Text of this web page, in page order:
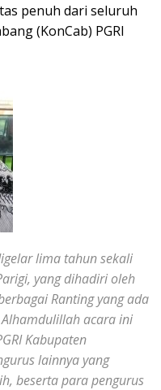
penuh dari seluruh
(KonCab) PGRI
lima tahun sekali
yang dihadiri oleh
Ranting yang ada
Alhamdulillah acara ini
Kabupaten
lainnya yang
beserta para pengurus